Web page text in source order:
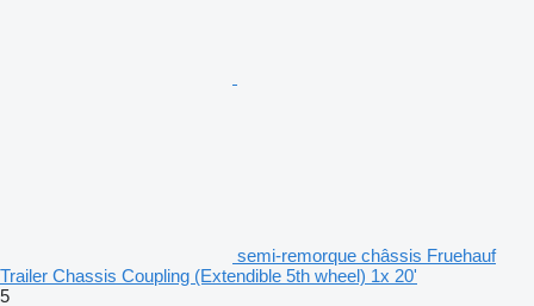
semi-remorque châssis Fruehauf
Trailer Chassis Coupling (Extendible 5th wheel) 1x 20'
5